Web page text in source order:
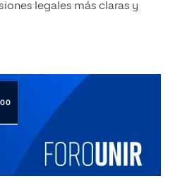
legales más claras y